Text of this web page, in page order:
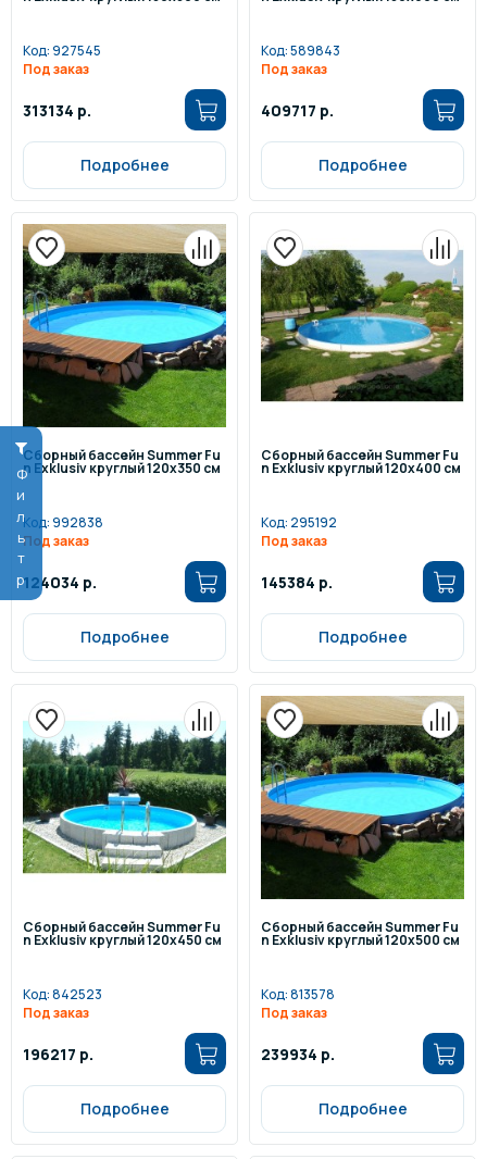
Фильтр
Код:927545
Под заказ
313134 р.
Подробнее
Код:589843
Под заказ
409717 р.
Подробнее
Сборный бассейн Summer Fu
n Exklusiv круглый 120x350 см
Код:992838
Под заказ
124034 р.
Подробнее
Сборный бассейн Summer Fu
n Exklusiv круглый 120x400 см
Код: 295192
Под заказ
145384 р.
Подробнее
Сборный бассейн Summer Fu
n Exklusiv круглый 120x450 см
Код:842523
Под заказ
196217 р.
Подробнее
Сборный бассейн Summer Fu
n Exklusiv круглый 120x500 см
Код:813578
Под заказ
239934 р.
Подробнее